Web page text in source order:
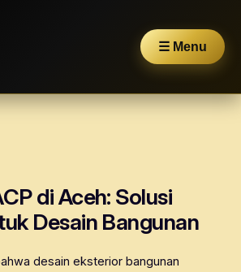
☰ Menu
di Aceh: Solusi
Desain Bangunan
desain eksterior bangunan